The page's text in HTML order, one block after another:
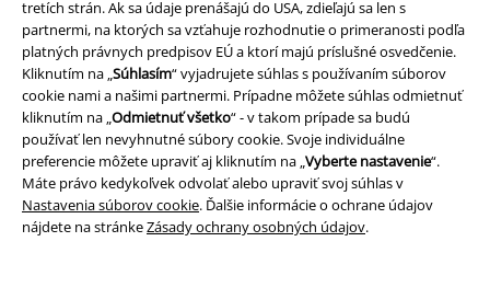
tretích strán. Ak sa údaje prenášajú do USA, zdieľajú sa len s
partnermi, na ktorých sa vzťahuje rozhodnutie o primeranosti podľa
platných právnych predpisov EÚ a ktorí majú príslušné osvedčenie.
Kliknutím na „ Súhlasím“ vyjadrujete súhlas s používaním súborov
cookie nami a našimi partnermi. Prípadne môžete súhlas odmietnuť
kliknutím na „ Odmietnuť všetko“ - v takom prípade sa budú
používať len nevyhnutné súbory cookie. Svoje individuálne
preferencie môžete upraviť aj kliknutím na „ Vyberte nastavenie“.
Máte právo kedykoľvek odvolať alebo upraviť svoj súhlas v
Nastavenia súborov cookie. Ďalšie informácie o ochrane údajov
nájdete na stránkeZásady ochrany osobných údajov.
Imprint
Ochrana osobných údajov
Likvidácia odpadu a ochrana životného prostredia
Vyhlásenie o zhode